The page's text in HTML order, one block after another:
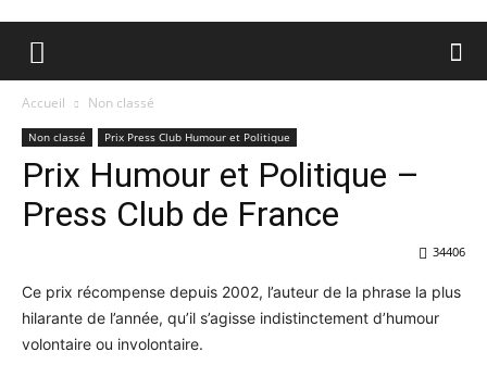
Accueil Non classé
Non classé Prix Press Club Humour et Politique
Prix Humour et Politique –
Press Club de France
34406
Ce prix récompense depuis 2002, l’auteur de la phrase la plus
hilarante de l’année, qu’il s’agisse indistinctement d’humour
volontaire ou involontaire.